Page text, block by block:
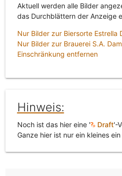
Aktuell werden alle Bilder
das Durchblättern der Anzeige
Nur Bilder zur Biersorte Estrella
Nur Bilder zur Brauerei S.A.
Einschränkung entfernen
Hinweis:
Noch ist das hier eine ' Draft'-
Ganze hier ist nur ein kleines